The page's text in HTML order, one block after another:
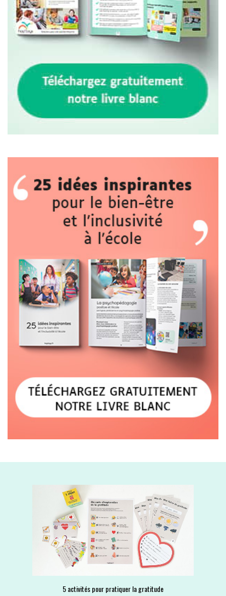
5 activités pour pratiquer la gratitude